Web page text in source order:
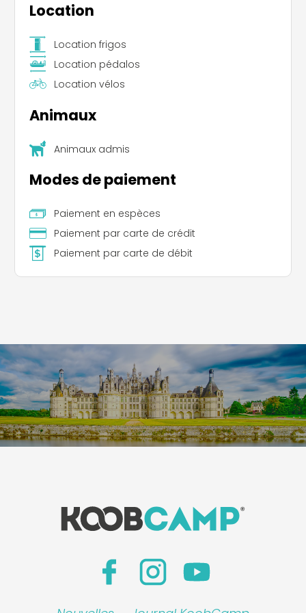
Zoo Parc de l'Auxois ou à la Ferme des Belles
d’approcher les animaux et de découvrir des
pratiques agricoles durables.
Location
Location frigos
Location pédalos
Location vélos
Animaux
Animaux admis
Modes de paiement
Paiement en espèces
Paiement par carte de crédit
Paiement par carte de débit